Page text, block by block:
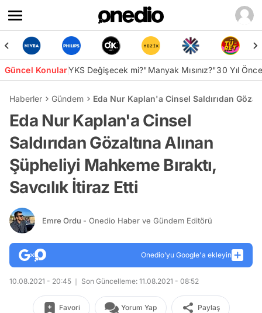
Güncel KonularYKS Değişecek mi?"Manyak Mısınız?"30 Yıl
Haberler Gündem Eda Nur Kaplan'a Cinsel Saldırıdan
Eda Nur Kaplan'a Cinsel
Saldırıdan Gözaltına Alınan
Şüpheliyi Mahkeme Bıraktı,
Savcılık İtiraz Etti
Emre Ordu - Onedio Haber ve Gündem Editörü
Onedio’yu Google'a ekleyin
10.08.2021 - 20:45 Son Güncelleme: 11.08.2021 - 08:52
Favori Yorum Yap Paylaş